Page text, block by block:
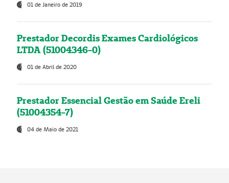
01 de Janeiro de 2019
Prestador Decordis Exames Cardiológicos
LTDA (51004346-0)
01 de Abril de 2020
Prestador Essencial Gestão em Saúde Ereli
(51004354-7)
04 de Maio de 2021